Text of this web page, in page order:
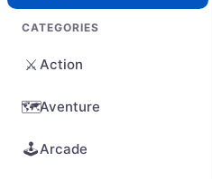
CATEGORIES
⚔️ Action
🗺️Aventure
🕹️Arcade